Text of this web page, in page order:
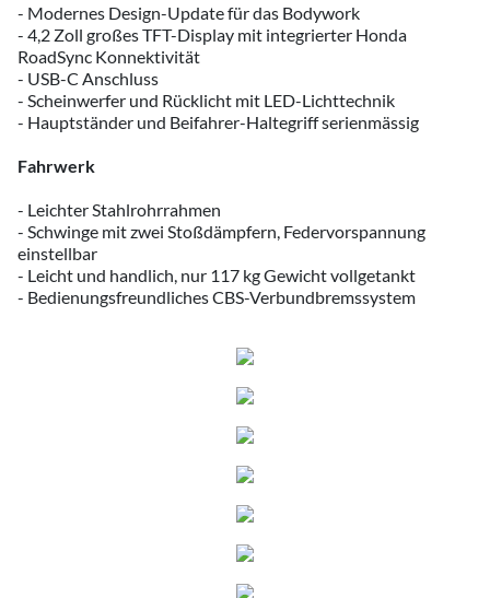
- Modernes Design-Update für das Bodywork
- 4,2 Zoll großes TFT-Display mit integrierter Honda
RoadSync Konnektivität
- USB-C Anschluss
- Scheinwerfer und Rücklicht mit LED-Lichttechnik
- Hauptständer und Beifahrer-Haltegriff serienmässig
Fahrwerk
- Leichter Stahlrohrrahmen
- Schwinge mit zwei Stoßdämpfern, Federvorspannung
einstellbar
- Leicht und handlich, nur 117 kg Gewicht vollgetankt
- Bedienungsfreundliches CBS-Verbundbremssystem